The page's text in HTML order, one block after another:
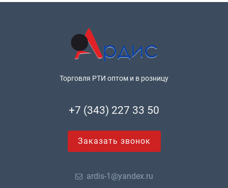
Торговля РТИ оптом и в розницу
+7 (343) 227 33 50
Заказать звонок
ardis-1@yandex.ru